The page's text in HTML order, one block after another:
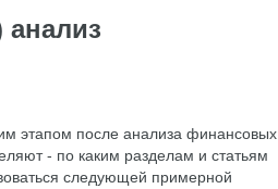
этапом после анализа финансовых
- по каким разделам и статьям
следующей примерной